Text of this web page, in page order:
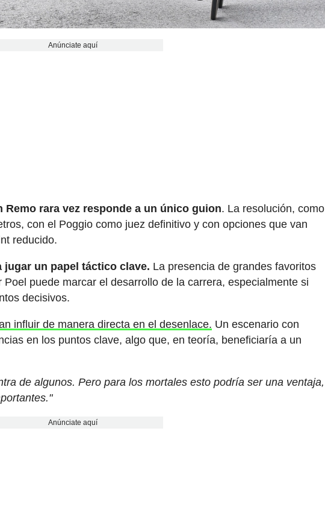
Anúnciate aquí
Remo rara vez responde a un único guion. La resolución, como
con el Poggio como juez definitivo y con opciones que van
reducido.
jugar un papel táctico clave. La presencia de grandes favoritos
puede marcar el desarrollo de la carrera, especialmente si
decisivos.
influir de manera directa en el desenlace. Un escenario con
en los puntos clave, algo que, en teoría, beneficiaría a un
de algunos. Pero para los mortales esto podría ser una ventaja,
Anúnciate aquí